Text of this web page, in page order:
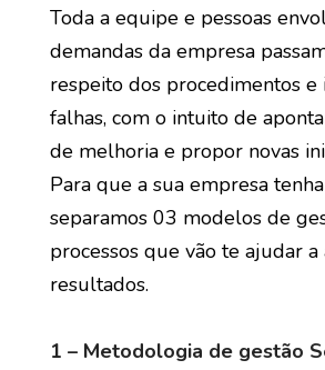
Toda a equipe e pessoas
demandas da empresa
respeito dos procedimentos e
falhas, com o intuito de
de melhoria e propor novas
Para que a sua empresa
separamos 03 modelos de
processos que vão te ajudar
resultados.
1 – Metodologia de gestão